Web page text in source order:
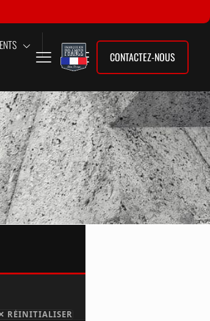
CONTACTEZ-NOUS
RÉINITIALISER